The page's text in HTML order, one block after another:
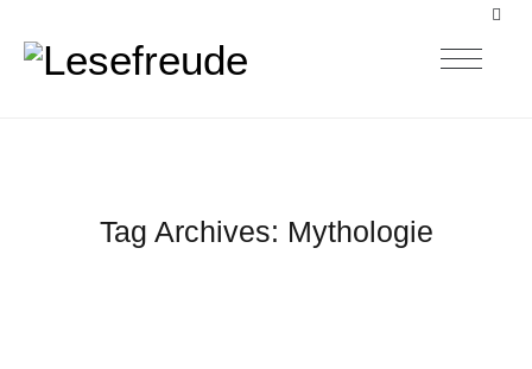
Tag Archives: Mythologie